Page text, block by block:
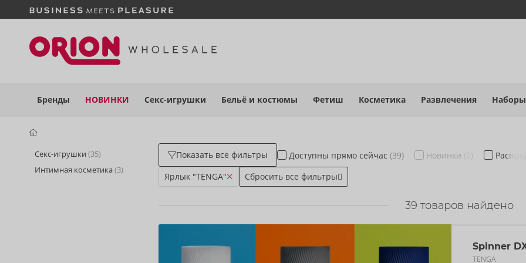
Бренды НОВИНКИ Секс-игрушки Бельё и костюмы Фетиш Косметика Развлечения Наборы
Секс-игрушки (35)
Интимная косметика(3)
Показать все фильтры Доступны прямо сейчас (39) Новинки (0)
Ярлык "TENGA"
Сбросить все фильтры
39 товаров найдено
Spinner
TENGA